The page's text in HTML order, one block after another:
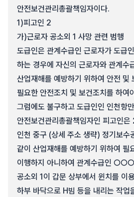
안전보건관리총괄책임자이다.
1)피고인 2
가)근로자 공소외 1 사망 관련 범행
도급인은 관계수급인 근로자가 도급
하는 경우에 자신의 근로자와 관계수
산업재해를 예방하기 위하여 안전 및
필요한 안전조치 및 보건조치를 하여
그럼에도 불구하고 도급인인 인천항
안전보건관리총괄책임자인 피고인
인천 중구 (상세 주소 생략) 정기보수
같이 산업재해를 예방하기 위하여 필
이행하지 아니하여 관계수급인
공소외 1이 갑문 상부에서 윈치를 이
하부 바닥으로 H빔 등을 내리는 작업